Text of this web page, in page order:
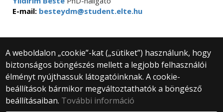
E-mail: besteydm@student.elte.hu
A weboldalon „cookie”-kat („sütiket”) használunk, hogy
biztonságos böngészés mellett a legjobb felhasználói
élményt nyújthassuk látogatóinknak. A cookie-
beállítások bármikor megváltoztathatók a böngésző
beállításaiban. További információ
© 2025 Eötvös Loránd Tudományegyetem
Minden jog fenntartva.
1053 Budapest, Egyetem tér 1–3.
Központi telefonszám: +36 1 411 6500